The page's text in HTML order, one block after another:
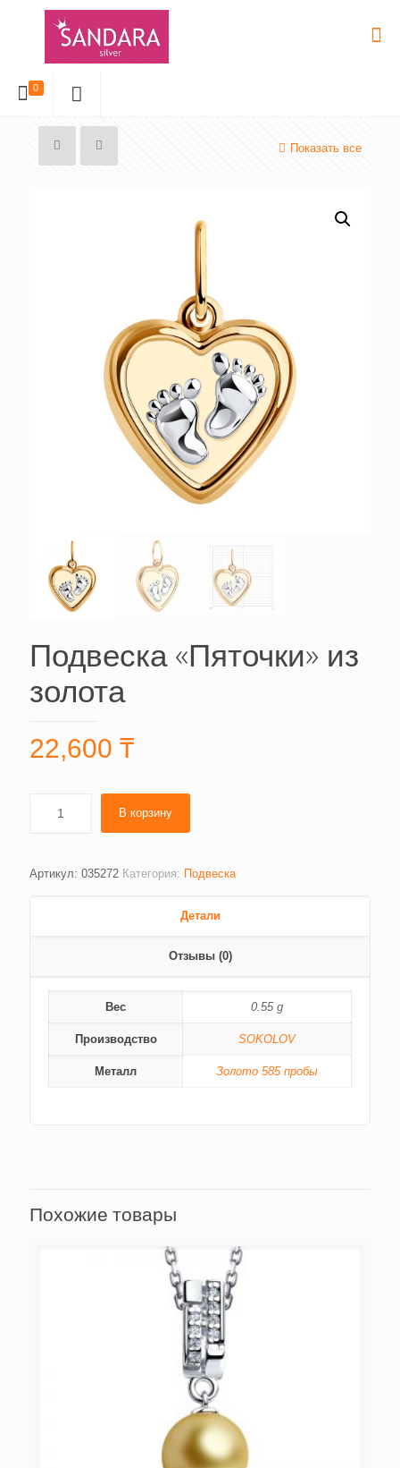
0
Показать все
Подвеска «Пяточки» из
золота
22,600 ₸
В корзину
Артикул: 035272 Категория: Подвеска
Детали
Отзывы (0)
Вес 0.55 g
Производство SOKOLOV
Металл Золото 585 пробы
Похожие товары